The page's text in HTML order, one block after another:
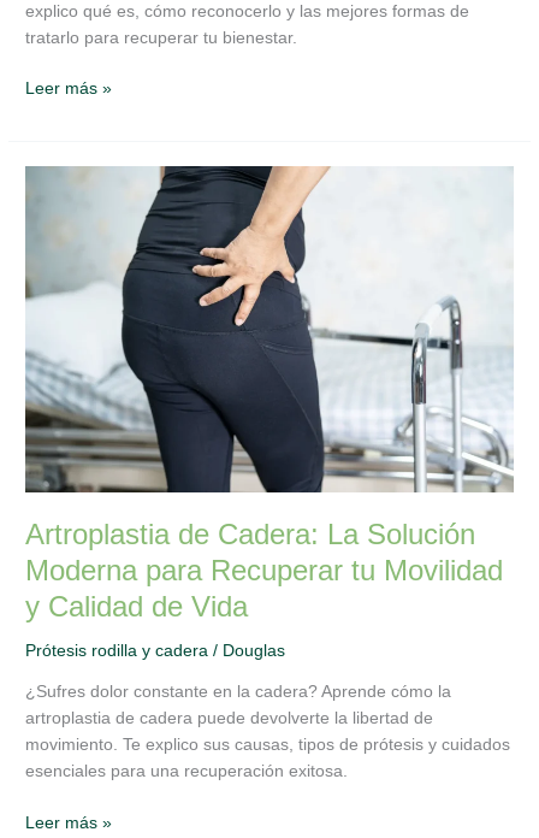
explico qué es, cómo reconocerlo y las mejores formas de
tratarlo para recuperar tu bienestar.
Leer más »
Artroplastia de Cadera: La Solución
Moderna para Recuperar tu Movilidad
y Calidad de Vida
Prótesis rodilla y cadera / Douglas
¿Sufres dolor constante en la cadera? Aprende cómo la
artroplastia de cadera puede devolverte la libertad de
movimiento. Te explico sus causas, tipos de prótesis y cuidados
esenciales para una recuperación exitosa.
Solución
Recuperar
tu
Movilidad
y
Calidad
de
Vida
Leer más »